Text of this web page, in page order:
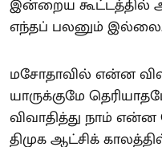
இன்றைய கூட்டத்தில்
எந்தப் பலனும்
மசோதாவில் என்ன
யாருக்குமே
விவாதித்து நாம்
திமுக ஆட்சிக்